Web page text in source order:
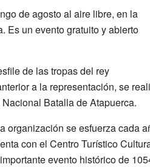
de agosto al aire libre, en la
Es un evento gratuito y abierto
de las tropas del rey
a la representación, se
Batalla de Atapuerca.
organización se esfuerza cada
con el Centro Turístico
evento histórico de